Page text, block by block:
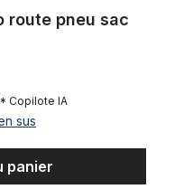
route pneu sac
Copilote IA
sus
panier